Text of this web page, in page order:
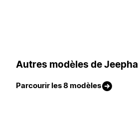
Autres modèles de Jeepha
Parcourir les 8 modèles